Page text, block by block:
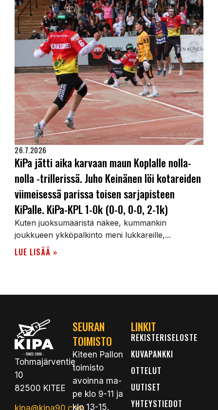
26.7.2026
KiPa jätti aika karvaan maun Koplalle nolla-
nolla -trillerissä. Juho Keinänen löi kotareiden
viimeisessä parissa toisen sarjapisteen
KiPalle. KiPa-KPL 1-0k (0-0, 0-0, 2-1k)
Kuten juoksumääristä näkee, kummankin
joukkueen ykköpalkinto meni lukkareille,...
LUE LISÄÄ »
Tohmajärventie
10
82500 KITEE
SEURAN
TOIMISTO
Kiteen Pallon
toimisto
avoinna ma-
pe klo 9-11 ja
klo 13-15.
LINKIT
REKISTERISELOSTE
KUVAPANKKI
OTTELUT
UUTISET
YHTEYSTIEDOT